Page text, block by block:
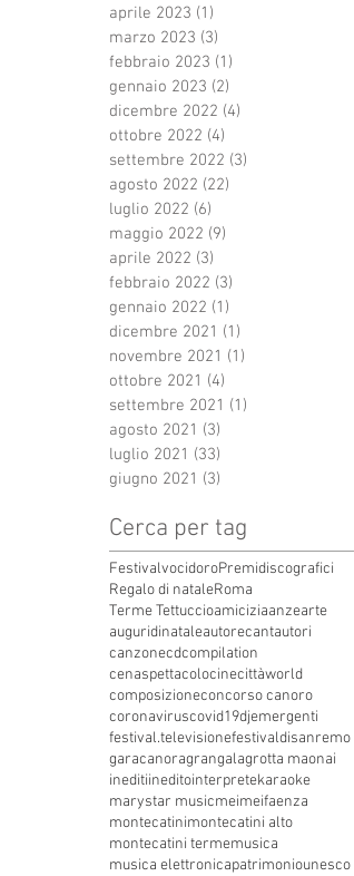
aprile 2023 (1)
marzo 2023 (3)
febbraio 2023 (1)
gennaio 2023 (2)
dicembre 2022 (4)
ottobre 2022 (4)
settembre 2022 (3)
agosto 2022 (22)
luglio 2022 (6)
maggio 2022 (9)
aprile 2022 (3)
febbraio 2022 (3)
gennaio 2022 (1)
dicembre 2021 (1)
novembre 2021 (1)
ottobre 2021 (4)
settembre 2021 (1)
agosto 2021 (3)
luglio 2021 (33)
giugno 2021 (3)
Cerca per tag
FestivalvocidoroPremidiscografici
Regalo di nataleRoma
Terme Tettuccioamiciziaanzearte
auguridinataleautorecantautori
canzonecdcompilation
cenaspettacolocinecittàworld
composizioneconcorso canoro
coronaviruscovid19djemergenti
festival.televisionefestivaldisanremo
garacanoragrangalagrotta maonai
ineditiineditointerpretekaraoke
marystar musicmeimeifaenza
montecatinimontecatini alto
montecatini termemusica
musica elettronicapatrimoniounesco